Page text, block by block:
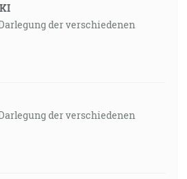
der verschiedenen
der verschiedenen